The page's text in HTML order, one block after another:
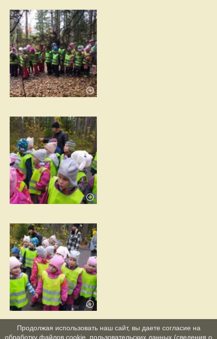
Продолжая использовать наш сайт, вы даете согласие на
обработку файлов cookie, пользовательских данных (сведения о